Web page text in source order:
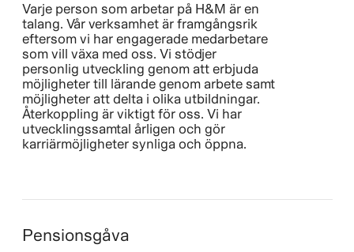
Varje person som arbetar på H&M är en
talang. Vår verksamhet är framgångsrik
eftersom vi har engagerade medarbetare
som vill växa med oss. Vi stödjer
personlig utveckling genom att erbjuda
möjligheter till lärande genom arbete samt
möjligheter att delta i olika utbildningar.
Återkoppling är viktigt för oss. Vi har
utvecklingssamtal årligen och gör
karriärmöjligheter synliga och öppna.
Pensionsgåva